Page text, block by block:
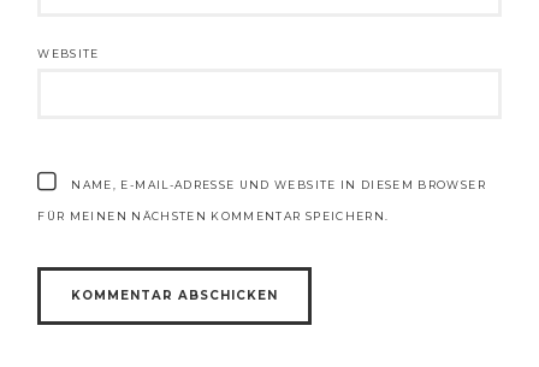
WEBSITE
NAME, E-MAIL-ADRESSE UND WEBSITE IN DIESEM BROWSER
FÜR MEINEN NÄCHSTEN KOMMENTAR SPEICHERN.